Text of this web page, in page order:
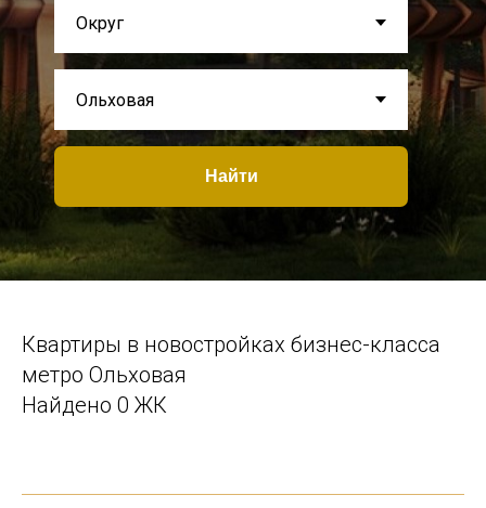
Найти
Квартиры в новостройках бизнес-класса
метро Ольховая
Найдено 0 ЖК